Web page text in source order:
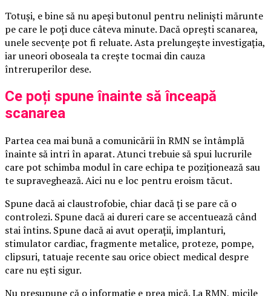
Totuși, e bine să nu apeși butonul pentru neliniști mărunte
pe care le poți duce câteva minute. Dacă oprești scanarea,
unele secvențe pot fi reluate. Asta prelungește investigația,
iar uneori oboseala ta crește tocmai din cauza
întreruperilor dese.
Ce poți spune înainte să înceapă
scanarea
Partea cea mai bună a comunicării în RMN se întâmplă
înainte să intri în aparat. Atunci trebuie să spui lucrurile
care pot schimba modul în care echipa te poziționează sau
te supraveghează. Aici nu e loc pentru eroism tăcut.
Spune dacă ai claustrofobie, chiar dacă ți se pare că o
controlezi. Spune dacă ai dureri care se accentuează când
stai întins. Spune dacă ai avut operații, implanturi,
stimulator cardiac, fragmente metalice, proteze, pompe,
clipsuri, tatuaje recente sau orice obiect medical despre
care nu ești sigur.
Nu presupune că o informație e prea mică. La RMN, micile